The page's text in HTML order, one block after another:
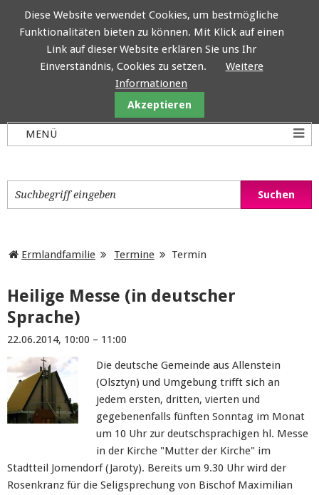
Ermlandfamilie Termine Termin
Heilige Messe (in deutscher
Sprache)
22.06.2014, 10:00 – 11:00
Die deutsche Gemeinde aus Allenstein
(Olsztyn) und Umgebung trifft sich an
jedem ersten, dritten, vierten und
gegebenenfalls fünften Sonntag im Monat
um 10 Uhr zur deutschsprachigen hl. Messe
in der Kirche "Mutter der Kirche" im
Stadtteil Jomendorf (Jaroty). Bereits um 9.30 Uhr wird der
Rosenkranz für die Seligsprechung von Bischof Maximilian
Diese Website verwendet Cookies, um bestmögliche
Funktionalitäten bieten zu können. Mit Klick auf einen
Link auf dieser Website erklären Sie uns Ihr
Einverständnis, Cookies zu setzen.
Weitere
Informationen
Akzeptieren